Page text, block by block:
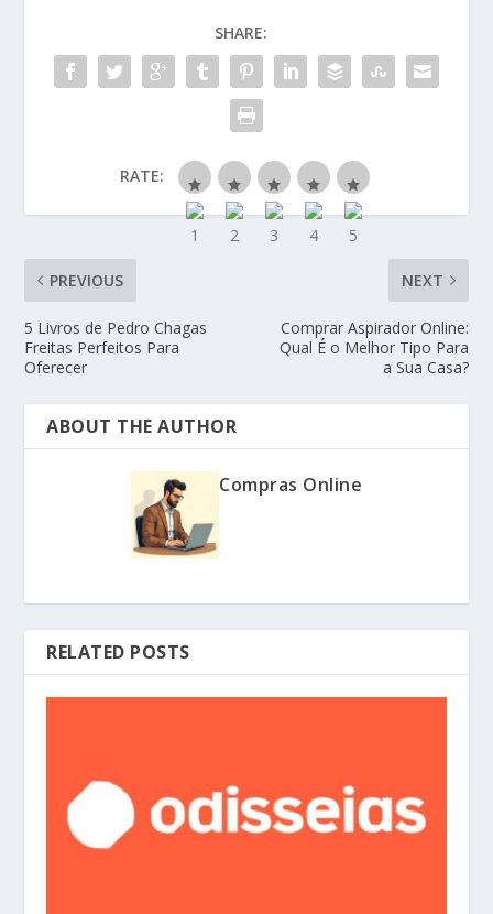
SHARE:
RATE:
PREVIOUS
5 Livros de Pedro Chagas
Freitas Perfeitos Para
Oferecer
NEXT
Comprar Aspirador Online:
Qual É o Melhor Tipo Para
a Sua Casa?
ABOUT THE AUTHOR
Compras Online
RELATED POSTS